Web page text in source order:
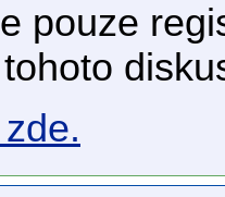
pouze